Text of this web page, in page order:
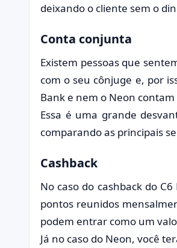
deixando o cliente sem o
Conta conjunta
Existem pessoas que
com o seu cônjuge e, por
Bank e nem o Neon
Essa é uma grande
comparando as principais
Cashback
No caso do cashback do
pontos reunidos
podem entrar como um
Já no caso do Neon, você